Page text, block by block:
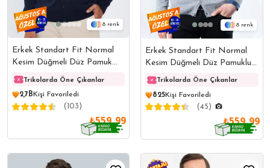
8
Erkek Standart Fit Normal
Kesim Düğmeli Düz Pamuk
Mavi Lacivert Hırka
Trikolarda Öne Çıkanlar Trikolarda Öne Çıkanlar
2,7B Kişi Favoriledi
(103)
₺559,99
8
Erkek Standart Fit Normal
Kesim Düğmeli Düz Pamuklu
Gri Hırka
Trikolarda Öne Çıkanlar
825Kişi Favoriledi
(45)
₺559,99